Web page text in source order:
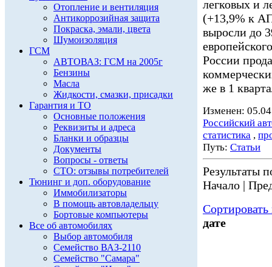
Отопление и вентиляция
Антикоррозийная защита
Покраска, эмали, цвета
Шумоизоляция
ГСМ
АВТОВАЗ: ГСМ на 2005г
Бензины
Масла
Жидкости, смазки, присадки
Гарантия и ТО
Основные положения
Реквизиты и адреса
Бланки и образцы
Документы
Вопросы - ответы
СТО: отзывы потребителей
Тюнинг и доп. оборудование
Иммобилизаторы
В помощь автовладельцу
Бортовые компьютеры
Все об автомобилях
Выбор автомобиля
Семейство ВАЗ-2110
Семейство "Самара"
легковых и
(+13,9% к
выросли до
России
же в 1
Изменен:
Российский
статистика ,
Путь: Статьи
Результаты
Начало |
дате